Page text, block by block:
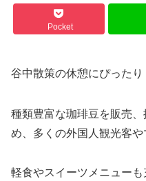
Pocket
谷中散策の休憩にぴったり
種類豊富な珈琲豆を販売
め、多くの外国人観光客や
軽食やスイーツメニュー